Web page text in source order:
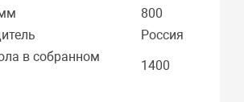
800
Россия
в собранном
1400